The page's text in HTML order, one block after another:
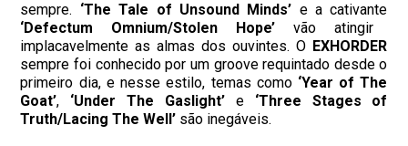
sempre. ‘The Tale of Unsound Minds’ e a cativante
‘Defectum Omnium/Stolen Hope’ vão atingir
implacavelmente as almas dos ouvintes. O EXHORDER
sempre foi conhecido por um groove requintado desde o
primeiro dia, e nesse estilo, temas como ‘Year of The
Goat’, ‘Under The Gaslight’ e ‘Three Stages of
Truth/Lacing The Well’ são inegáveis.